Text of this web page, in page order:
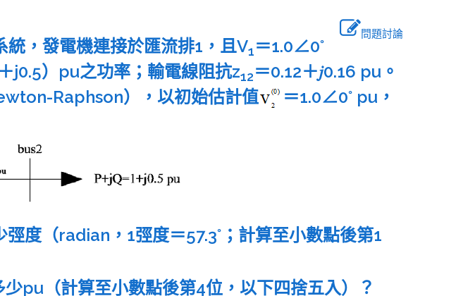
問題討論
統，發電機連接於匯流排1，且V1＝1.0∠0°
j0.5）pu之功率；輸電線阻抗z12＝0.12＋𝑗0.16 pu。
Raphson），以初始估計值
＝1.0∠0° pu，
弳度（radian，1弳度＝57.3°；計算至小數點後第1
少pu（計算至小數點後第4位，以下四捨五入）？